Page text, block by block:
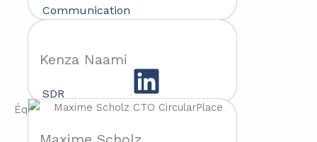
Communication
Kenza Naami
SDR
Équipe tech & produit